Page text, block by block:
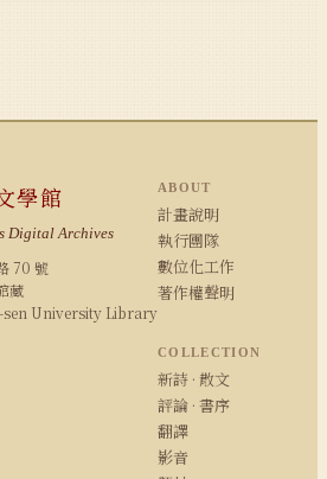
學館
Digital Archives
70 號
藏
sen University Library
ABOUT
計畫說明
執行團隊
數位化工作
著作權聲明
COLLECTION
新詩 · 散文
評論 · 書序
翻譯
影音